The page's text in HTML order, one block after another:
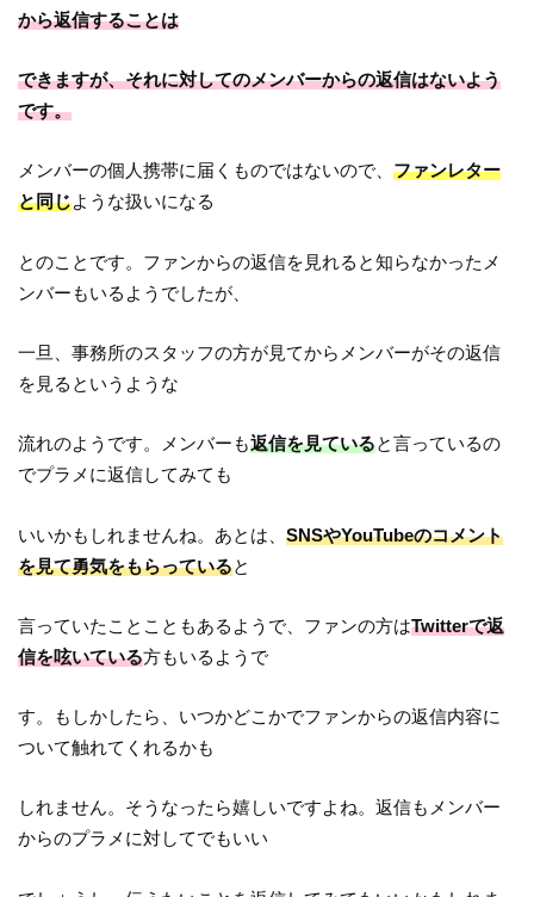
から返信することは
できますが、それに対してのメンバーからの返信はないよう
です。
メンバーの個人携帯に届くものではないので、ファンレター
と同じような扱いになる
とのことです。ファンからの返信を見れると知らなかったメ
ンバーもいるようでしたが、
一旦、事務所のスタッフの方が見てからメンバーがその返信
を見るというような
流れのようです。メンバーも返信を見ていると言っているの
でプラメに返信してみても
いいかもしれませんね。あとは、SNSやYouTubeのコメント
を見て勇気をもらっていると
言っていたことこともあるようで、ファンの方はTwitterで返
信を呟いている方もいるようで
す。もしかしたら、いつかどこかでファンからの返信内容に
ついて触れてくれるかも
しれません。そうなったら嬉しいですよね。返信もメンバー
からのプラメに対してでもいい